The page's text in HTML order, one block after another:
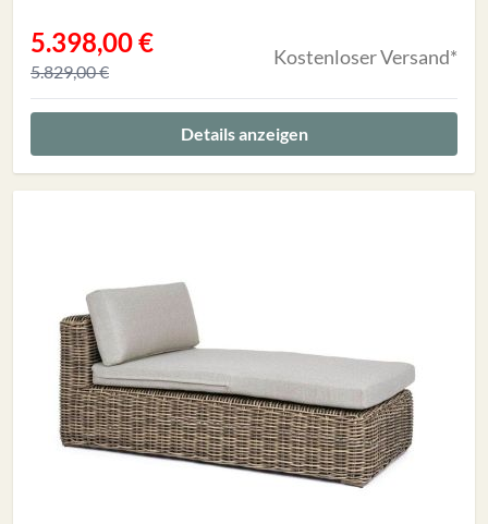
Sonderangebot
5.398,00 €
5.829,00 €
Kostenloser Versand*
Details anzeigen